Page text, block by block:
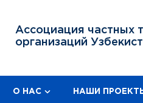
Ассоциация частных
организаций
О НАС НАШИ